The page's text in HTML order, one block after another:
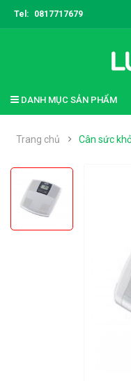
Tel: 0817717679
DANH MỤC SẢN PHẨM
Trang chủ Cân sức